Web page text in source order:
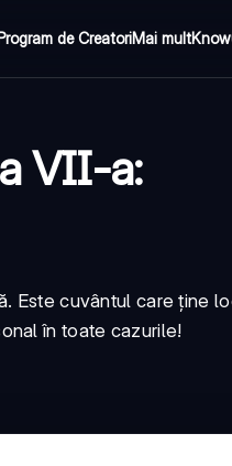
de CreatoriMai mult
VII-a:
Este cuvântul care ține
în toate cazurile!